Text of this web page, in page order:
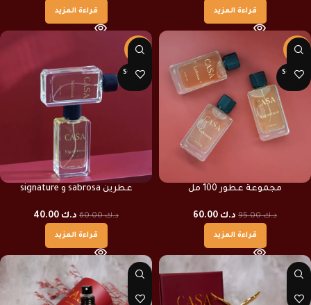
قراءة المزيد قراءة المزيد
-37%
SOLD O
مجموعة عطور 100 مل
د.ك95.00 د.ك
قراءة المزيد
-33%
SOLD O
عطرين sabrosa و signature
د.ك60.00 د.ك
قراءة المزيد